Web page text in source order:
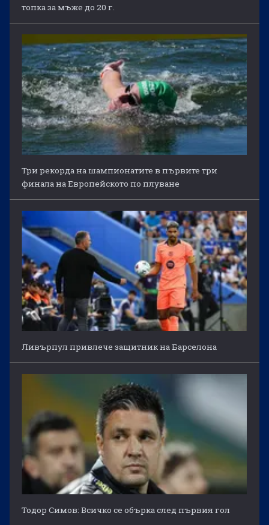
топка за мъже до 20 г.
Три рекорда на шампионатите в първите три
финала на Европейското по плуване
Ливърпул привлече защитник на Барселона
Тодор Симов: Всичко се обърка след първия гол